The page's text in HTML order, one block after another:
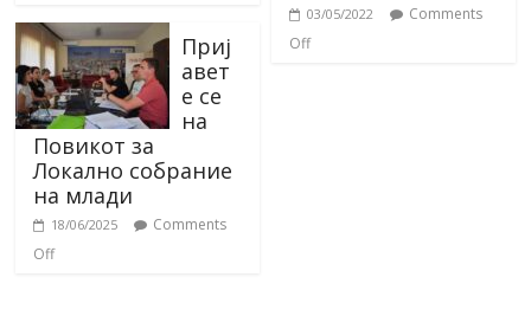
Приј
авет
е се
на
Повикот за
Локално собрание
на млади
18/06/2025
Comments
Off
03/05/2022
Comments
Off